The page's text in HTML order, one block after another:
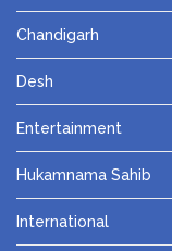
Chandigarh
Desh
Entertainment
Hukamnama Sahib
International